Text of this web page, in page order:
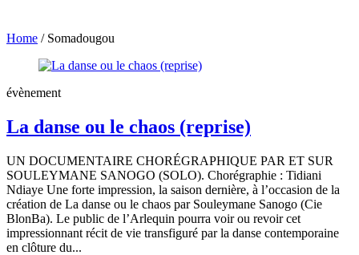
Home / Somadougou
évènement
La danse ou le chaos (reprise)
UN DOCUMENTAIRE CHORÉGRAPHIQUE PAR ET SUR
SOULEYMANE SANOGO (SOLO). Chorégraphie : Tidiani
Ndiaye Une forte impression, la saison dernière, à l’occasion de la
création de La danse ou le chaos par Souleymane Sanogo (Cie
BlonBa). Le public de l’Arlequin pourra voir ou revoir cet
impressionnant récit de vie transfiguré par la danse contemporaine
en clôture du...